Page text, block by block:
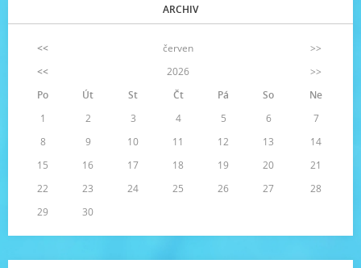
ARCHIV
<< červen
>>
<<
2026
>>
Po
Út St Čt Pá So
Ne
1
2 3 4 5 6
7
8
9 10 11 12 13
14
15
16 17 18 19 20
21
22
23 24 25 26 27
28
29
30